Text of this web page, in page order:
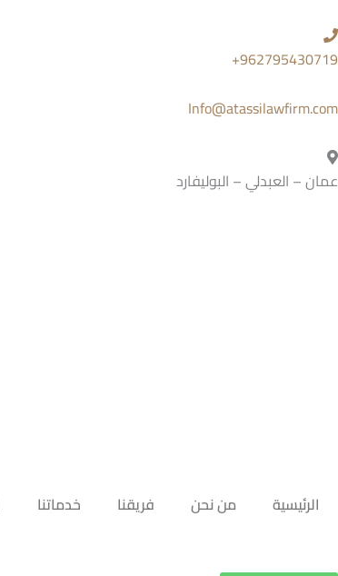
إلى
المحتوى
962795430719+
Info@atassilawfirm.com
عمان – العبدلي – البوليفارد
الرئيسية من نحن فريقنا خدماتنا